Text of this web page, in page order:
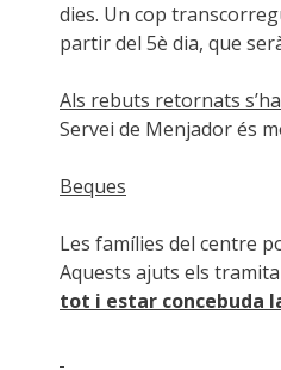
dies. Un cop
partir del 5è dia, que
Als rebuts retornats
Servei de Menjador és
Beques
Les famílies del centre
Aquests ajuts els
tot i estar concebuda